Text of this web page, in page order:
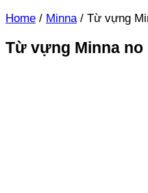
Home / Minna / Từ vựng
Từ vựng Minna no